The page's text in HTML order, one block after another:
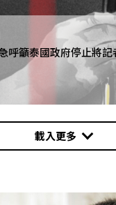
呼籲泰國政府停止將
載入更多